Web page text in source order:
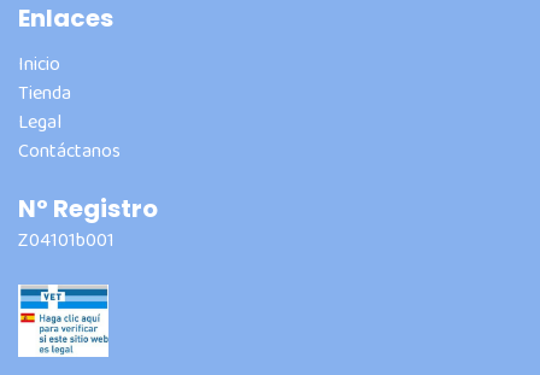
Enlaces
Inicio
Tienda
Legal
Contáctanos
Nº Registro
Z04101b001